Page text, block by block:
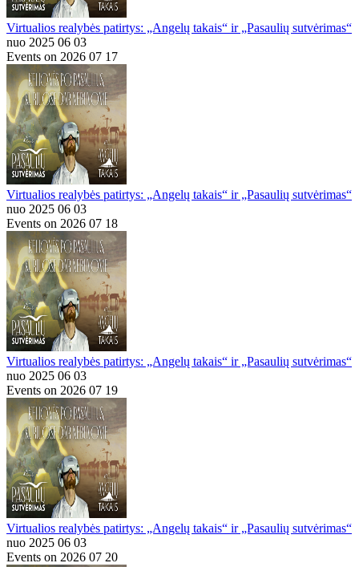
Virtualios realybės patirtys: „Angelų takais“ ir „Pasaulių sutvėrimas“
nuo 2025 06 03
Events on 2026 07 17
Virtualios realybės patirtys: „Angelų takais“ ir „Pasaulių sutvėrimas“
nuo 2025 06 03
Events on 2026 07 18
Virtualios realybės patirtys: „Angelų takais“ ir „Pasaulių sutvėrimas“
nuo 2025 06 03
Events on 2026 07 19
Virtualios realybės patirtys: „Angelų takais“ ir „Pasaulių sutvėrimas“
nuo 2025 06 03
Events on 2026 07 20